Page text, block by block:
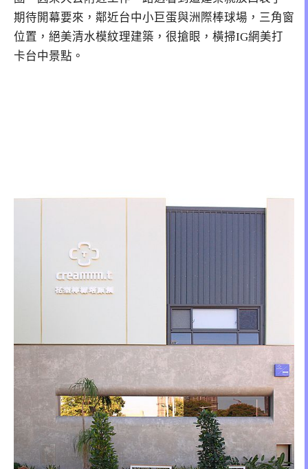
期待開幕要來，鄰近台中小巨蛋與洲際棒球場，三角窗
位置，絕美清水模紋理建築，很搶眼，橫掃IG網美打
卡台中景點。